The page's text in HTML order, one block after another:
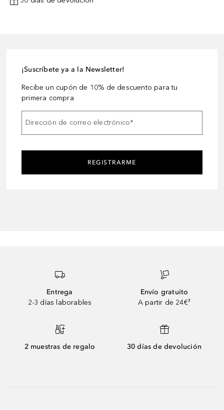
¡Suscríbete ya a la Newsletter!
Recibe un cupón de 10% de descuento para tu
primera compra
Dirección de correo electrónico*
REGISTRARME
Entrega
2-3 días laborables
Envío gratuito
A partir de 24€³
2 muestras de regalo 30 días de devolución